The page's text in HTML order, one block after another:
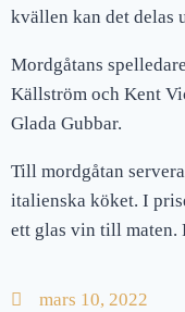
kvällen kan det delas
Mordgåtans
Källström och Kent
Glada Gubbar.
Till mordgåtan
italienska köket. I
ett glas vin till maten.
mars 10, 2022